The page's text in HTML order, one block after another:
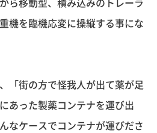
機を臨機応変に操縦する事にな
「街の方で怪我人が出て薬が足
あった製薬コンテナを運び出
なケースでコンテナが運びださ